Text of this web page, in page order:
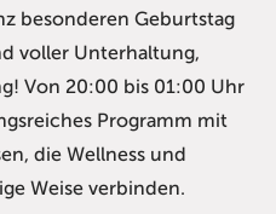
besonderen Geburtstag
voller Unterhaltung,
Von 20:00 bis 01:00 Uhr
Programm mit
die Wellness und
Weise verbinden.